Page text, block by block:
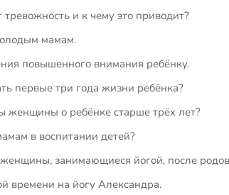
и к чему это приводит?
мамам.
повышенного внимания ребёнку.
первые три года жизни ребёнка?
женщины о ребёнке старше трёх лет?
в воспитании детей?
занимающиеся йогой, после
времени на йогу Александра.